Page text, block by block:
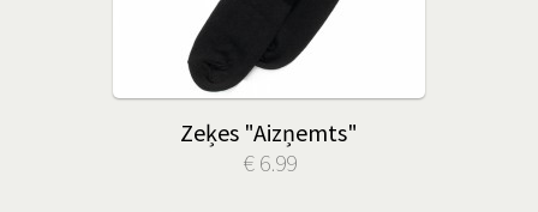
Zeķes "Aizņemts"
€ 6.99